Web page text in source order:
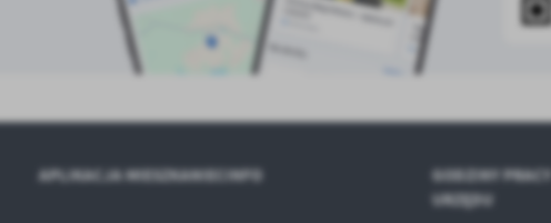
APLIKACJA MIESZKANIECINFO
GODZINY PRACY
URZĘDU